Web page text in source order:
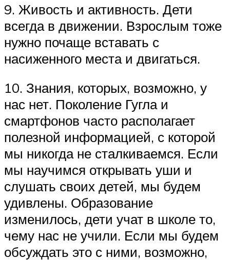
9. Живость и активность. Дети
всегда в движении. Взрослым тоже
нужно почаще вставать с
насиженного места и двигаться.
10. Знания, которых, возможно, у
нас нет. Поколение Гугла и
смартфонов часто располагает
полезной информацией, с которой
мы никогда не сталкиваемся. Если
мы научимся открывать уши и
слушать своих детей, мы будем
удивлены. Образование
изменилось, дети учат в школе то,
чему нас не учили. Если мы будем
обсуждать это с ними, возможно,